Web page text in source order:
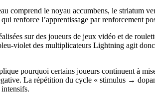
comprend le noyau accumbens, le striatum
renforce l’apprentissage par renforcement
sur des joueurs de jeux vidéo et de
des multiplicateurs Lightning agit
pourquoi certains joueurs continuent à
La répétition du cycle « stimulus →